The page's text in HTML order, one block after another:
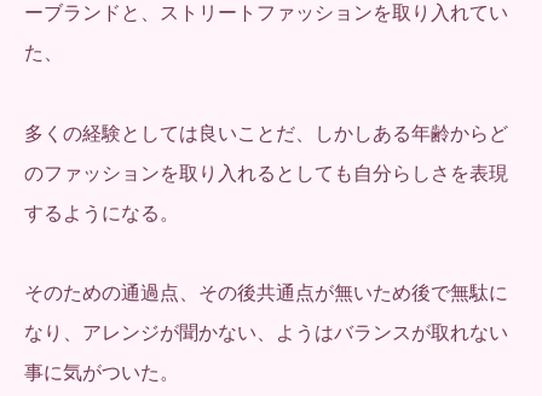
ーブランドと、ストリートファッションを取り入れてい
た、
多くの経験としては良いことだ、しかしある年齢からど
のファッションを取り入れるとしても自分らしさを表現
するようになる。
そのための通過点、その後共通点が無いため後で無駄に
なり、アレンジが聞かない、ようはバランスが取れない
事に気がついた。